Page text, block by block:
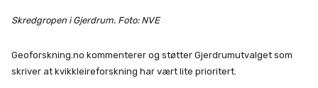
Skredgropen i Gjerdrum. Foto: NVE
Geoforskning.no kommenterer og støtter Gjerdrumutvalget som
skriver at kvikkleireforskning har vært lite prioritert.